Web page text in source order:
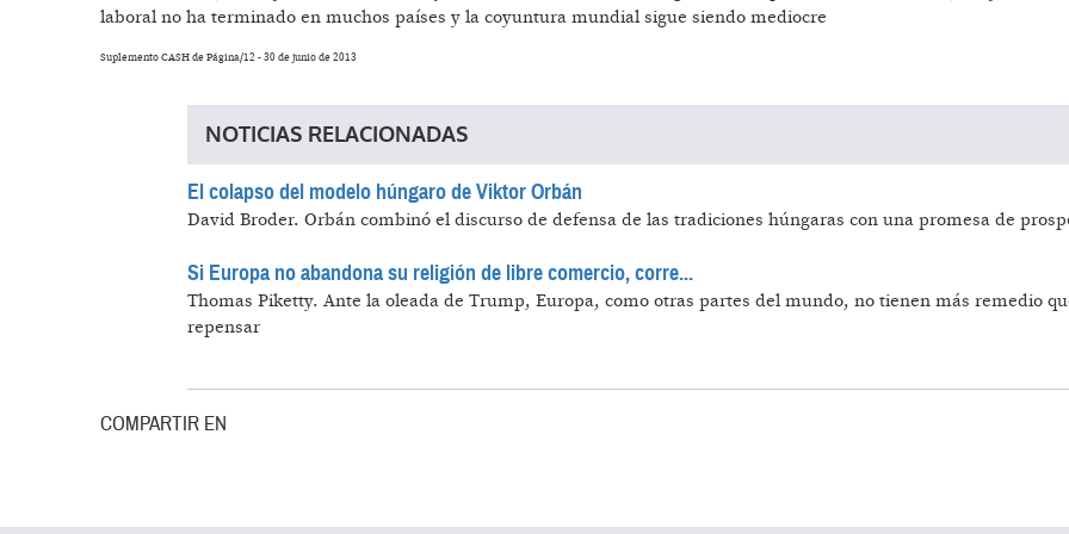
laboral no ha terminado en muchos países y la coyuntura mundial sigue siendo mediocre
Suplemento CASH de Página/12 - 30 de junio de 2013
NOTICIAS RELACIONADAS
El colapso del modelo húngaro de Viktor Orbán
David Broder. Orbán combinó el discurso de defensa de las tradiciones húngaras con una promesa de
Si Europa no abandona su religión de libre comercio, corre...
Thomas Piketty. Ante la oleada de Trump, Europa, como otras partes del mundo, no tienen más remedio
repensar
COMPARTIR EN